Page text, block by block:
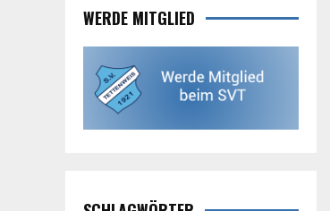
WERDE MITGLIED